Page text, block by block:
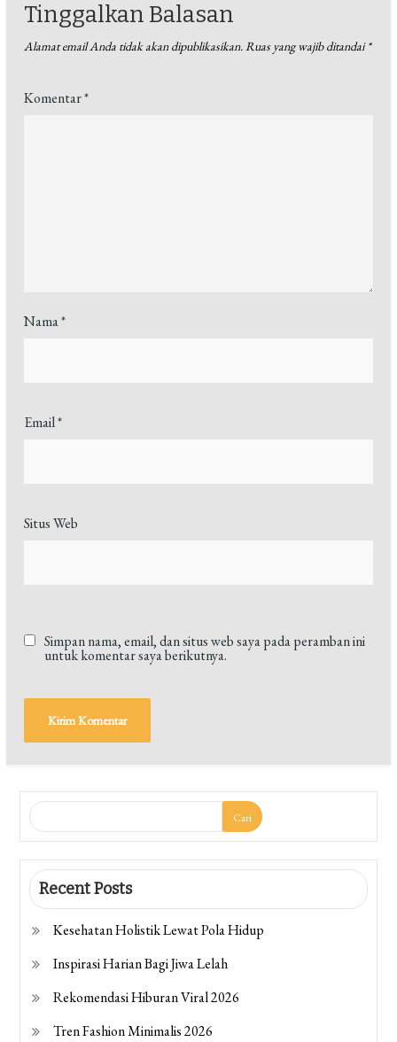
Tinggalkan Balasan
Alamat email Anda tidak akan dipublikasikan.Ruas yang wajib ditandai*
Komentar*
Nama*
Email*
Situs Web
Simpan nama, email, dan situs web saya pada peramban ini
untuk komentar saya berikutnya.
Cari
Recent Posts
Kesehatan Holistik Lewat Pola Hidup
Inspirasi Harian Bagi Jiwa Lelah
Rekomendasi Hiburan Viral 2026
Tren Fashion Minimalis 2026